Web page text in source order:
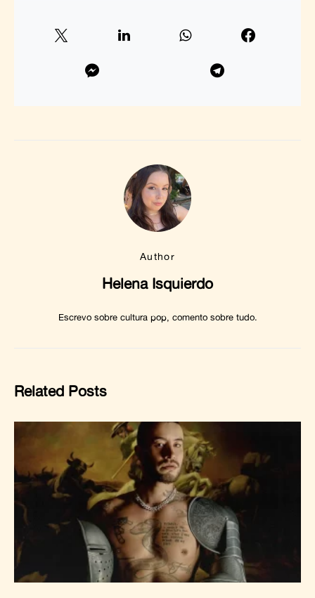
Author
Helena Isquierdo
Escrevo sobre cultura pop, comento sobre tudo.
Related Posts